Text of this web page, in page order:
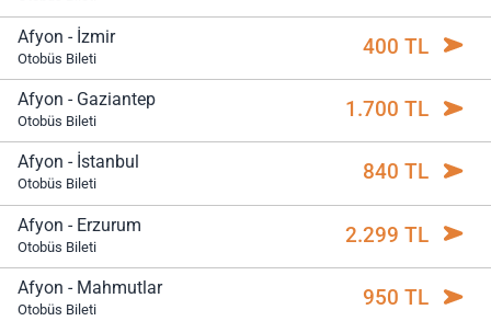
Afyon - İzmir
Otobüs Bileti 400 TL
Afyon - Gaziantep
Otobüs Bileti 1.700 TL
Afyon - İstanbul
Otobüs Bileti 840 TL
Afyon - Erzurum
Otobüs Bileti 2.299 TL
Afyon - Mahmutlar
Otobüs Bileti 950 TL